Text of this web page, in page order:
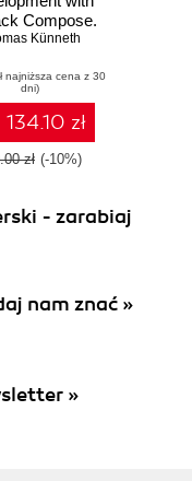
Compose.
declarative
and
on Android
Jetpack
Künneth
najniższa cena z 30
dni)
134.10 zł
zł (-10%)
- zarabiaj
nam znać »
»